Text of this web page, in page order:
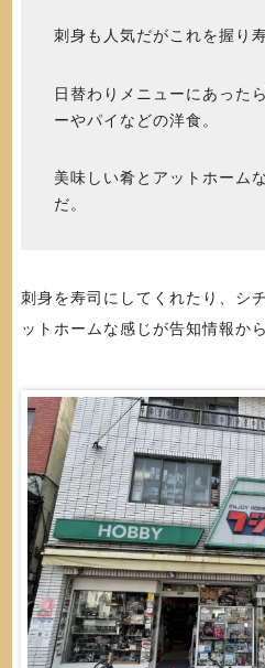
刺身も人気だがこれを握り
日替わりメニューにあった
ーやパイなどの洋食。
美味しい肴とアットホーム
だ。
刺身を寿司にしてくれたり、シ
ットホームな感じが告知情報か